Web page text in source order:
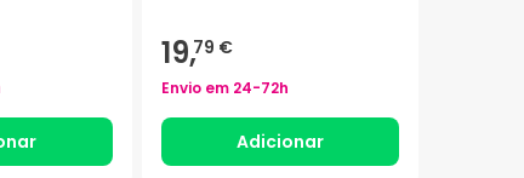
19,79 €
Envio em 24-72h
Adicionar